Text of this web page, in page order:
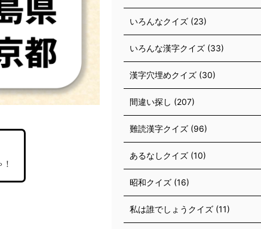
いろんなクイズ (23)
いろんな漢字クイズ (33)
漢字穴埋めクイズ (30)
間違い探し (207)
難読漢字クイズ (96)
あるなしクイズ (10)
昭和クイズ (16)
私は誰でしょうクイズ (11)